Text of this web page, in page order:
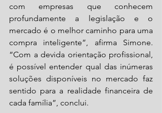
com empresas que conhecem
profundamente a legislação e o
mercado é o melhor caminho para uma
compra inteligente”, afirma Simone.
“Com a devida orientação profissional,
é possível entender qual das inúmeras
soluções disponíveis no mercado faz
sentido para a realidade financeira de
cada família”, conclui.